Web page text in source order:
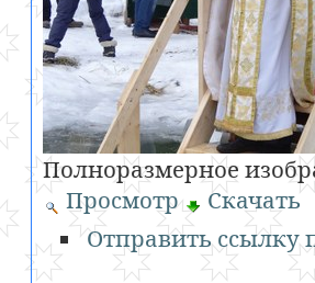
Полноразмерное
Просмотр
Скачать
Отправить ссылку